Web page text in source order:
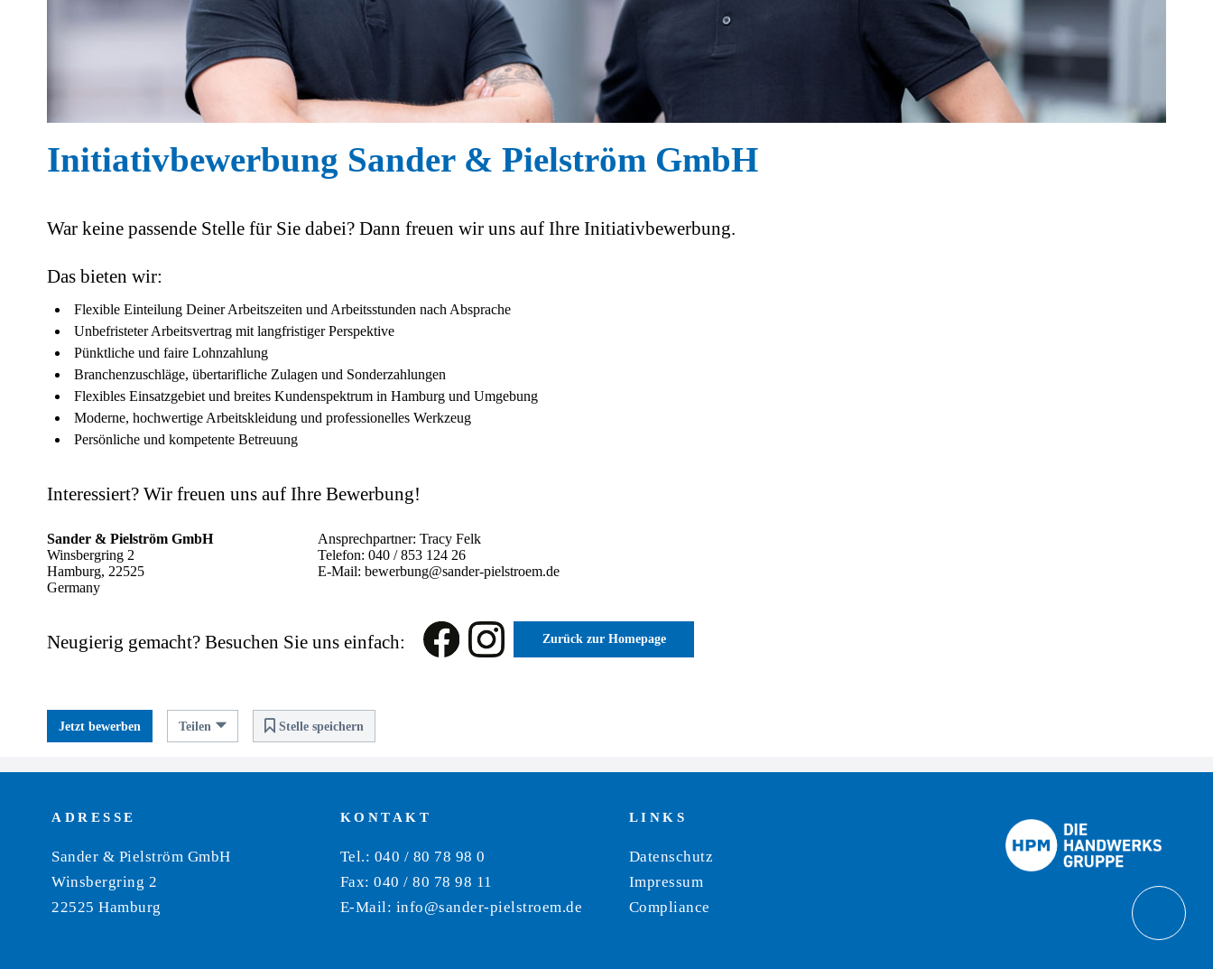
Initiativbewerbung Sander & Pielström GmbH
War keine passende Stelle für Sie dabei? Dann freuen wir uns auf Ihre Initiativbewerbung.
Das bieten wir:
Flexible Einteilung Deiner Arbeitszeiten und Arbeitsstunden nach Absprache
Unbefristeter Arbeitsvertrag mit langfristiger Perspektive
Pünktliche und faire Lohnzahlung
Branchenzuschläge, übertarifliche Zulagen und Sonderzahlungen
Flexibles Einsatzgebiet und breites Kundenspektrum in Hamburg und Umgebung
Moderne, hochwertige Arbeitskleidung und professionelles Werkzeug
Persönliche und kompetente Betreuung
Interessiert? Wir freuen uns auf Ihre Bewerbung!
Sander & Pielström GmbH
Winsbergring 2
Hamburg, 22525
Germany
Ansprechpartner: Tracy Felk
Telefon: 040 / 853 124 26
E-Mail: bewerbung@sander-pielstroem.de
Neugierig gemacht? Besuchen Sie uns einfach: Zurück zur Homepage
Jetzt bewerben Teilen Stelle speichern
ADRESSE
Sander & Pielström GmbH
Winsbergring 2
22525 Hamburg
KONTAKT
Tel.: 040 / 80 78 98 0
Fax: 040 / 80 78 98 11
E-Mail: info@sander-pielstroem.de
LINKS
Datenschutz
Impressum
Compliance